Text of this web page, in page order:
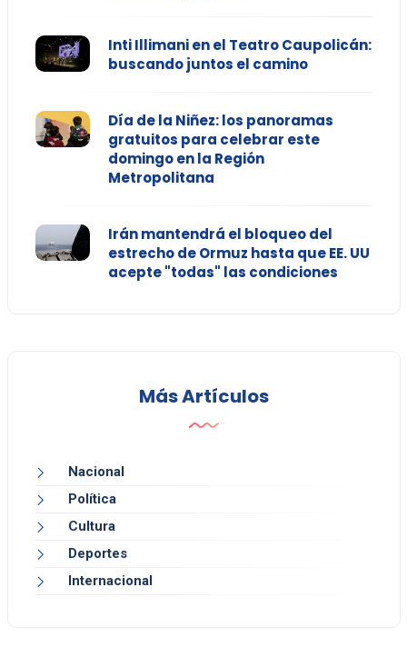
Inti Illimani en el Teatro Caupolicán:
buscando juntos el camino
Día de la Niñez: los panoramas
gratuitos para celebrar este
domingo en la Región
Metropolitana
Irán mantendrá el bloqueo del
estrecho de Ormuz hasta que EE. UU
acepte "todas" las condiciones
Más Artículos
Nacional
Política
Cultura
Deportes
Internacional